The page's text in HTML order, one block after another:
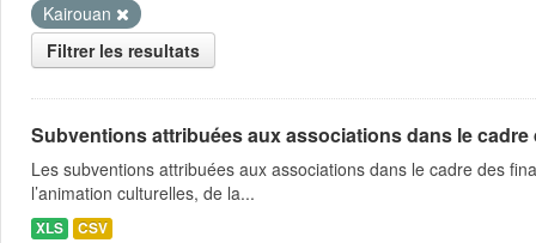
Kairouan
Filtrer les resultats
Subventions attribuées aux associations dans le
Les subventions attribuées aux associations dans le cadre des
l’animation culturelles, de la...
XLS CSV